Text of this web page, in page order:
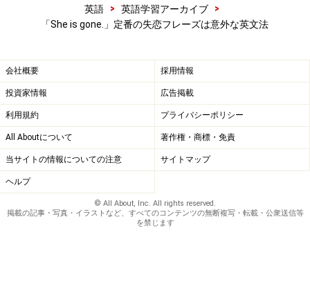
バーでの英会話！ 海外旅行先で覚えておきたい英語
※記事内容は執筆時点のものです。最新の内容をご確認くださ
い。
【編集部おすすめの購入サイト】
楽天市場で英会話関連の書籍をチェック！
英語
> 英語学習アーカイブ
>
「She is gone.」定番の失恋フレーズは意外な英文法
会社概要 採用情報
投資家情報 広告掲載
利用規約 プライバシーポリシー
All Aboutについて 著作権・商標・免責
当サイトの情報についての注意 サイトマップ
ヘルプ
© All About, Inc. All rights reserved.
掲載の記事・写真・イラストなど、すべてのコンテンツの無断複写・転載・公衆送信等
を禁じます